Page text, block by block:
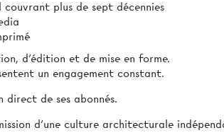
plus de sept décennies
d’édition et de mise en forme.
un engagement constant.
de ses abonnés.
d’une culture architecturale